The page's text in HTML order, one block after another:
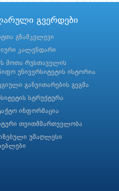
გვერდები
გზამკვლევი
კალენდარი
შოთა რუსთაველის
უნივერსიტეტის ისტორია
განვითარების გეგმა
სტრუქტურა
ინფორმაცია
თვითმმართველობა
უმაღლესი